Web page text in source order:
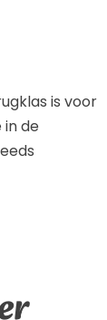
is voor
de